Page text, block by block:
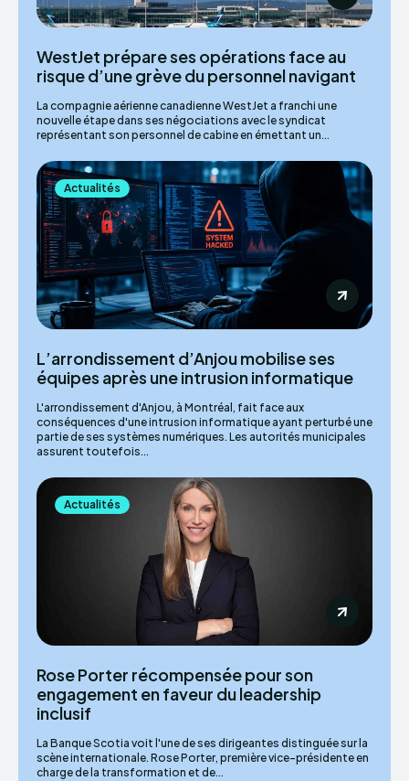
WestJet prépare ses opérations face au
risque d’une grève du personnel navigant
La compagnie aérienne canadienne WestJet a franchi une
nouvelle étape dans ses négociations avec le syndicat
représentant son personnel de cabine en émettant un...
Actualités
L’arrondissement d’Anjou mobilise ses
équipes après une intrusion informatique
L'arrondissement d'Anjou, à Montréal, fait face aux
conséquences d'une intrusion informatique ayant perturbé une
partie de ses systèmes numériques. Les autorités municipales
assurent toutefois...
Actualités
Rose Porter récompensée pour son
engagement en faveur du leadership
inclusif
La Banque Scotia voit l'une de ses dirigeantes distinguée sur la
scène internationale. Rose Porter, première vice-présidente en
charge de la transformation et de...